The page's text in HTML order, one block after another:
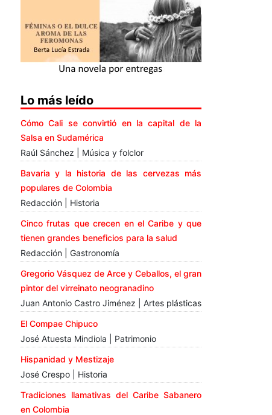
Lo más leído
Cómo Cali se convirtió en la capital de la
Salsa en Sudamérica
Raúl Sánchez | Música y folclor
Bavaria y la historia de las cervezas más
populares de Colombia
Redacción | Historia
Cinco frutas que crecen en el Caribe y que
tienen grandes beneficios para la salud
Redacción | Gastronomía
Gregorio Vásquez de Arce y Ceballos, el gran
pintor del virreinato neogranadino
Juan Antonio Castro Jiménez | Artes plásticas
El Compae Chipuco
José Atuesta Mindiola | Patrimonio
Hispanidad y Mestizaje
José Crespo | Historia
Tradiciones llamativas del Caribe Sabanero
en Colombia